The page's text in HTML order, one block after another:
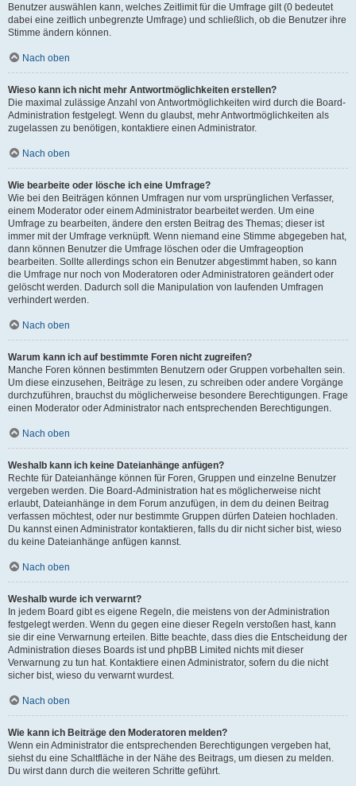
Benutzer auswählen kann, welches Zeitlimit für die Umfrage gilt (0 bedeutet
dabei eine zeitlich unbegrenzte Umfrage) und schließlich, ob die Benutzer ihre
Stimme ändern können.
Nach oben
Wieso kann ich nicht mehr Antwortmöglichkeiten erstellen?
Die maximal zulässige Anzahl von Antwortmöglichkeiten wird durch die Board-
Administration festgelegt. Wenn du glaubst, mehr Antwortmöglichkeiten als
zugelassen zu benötigen, kontaktiere einen Administrator.
Nach oben
Wie bearbeite oder lösche ich eine Umfrage?
Wie bei den Beiträgen können Umfragen nur vom ursprünglichen Verfasser,
einem Moderator oder einem Administrator bearbeitet werden. Um eine
Umfrage zu bearbeiten, ändere den ersten Beitrag des Themas; dieser ist
immer mit der Umfrage verknüpft. Wenn niemand eine Stimme abgegeben hat,
dann können Benutzer die Umfrage löschen oder die Umfrageoption
bearbeiten. Sollte allerdings schon ein Benutzer abgestimmt haben, so kann
die Umfrage nur noch von Moderatoren oder Administratoren geändert oder
gelöscht werden. Dadurch soll die Manipulation von laufenden Umfragen
verhindert werden.
Nach oben
Warum kann ich auf bestimmte Foren nicht zugreifen?
Manche Foren können bestimmten Benutzern oder Gruppen vorbehalten sein.
Um diese einzusehen, Beiträge zu lesen, zu schreiben oder andere Vorgänge
durchzuführen, brauchst du möglicherweise besondere Berechtigungen. Frage
einen Moderator oder Administrator nach entsprechenden Berechtigungen.
Nach oben
Weshalb kann ich keine Dateianhänge anfügen?
Rechte für Dateianhänge können für Foren, Gruppen und einzelne Benutzer
vergeben werden. Die Board-Administration hat es möglicherweise nicht
erlaubt, Dateianhänge in dem Forum anzufügen, in dem du deinen Beitrag
verfassen möchtest, oder nur bestimmte Gruppen dürfen Dateien hochladen.
Du kannst einen Administrator kontaktieren, falls du dir nicht sicher bist, wieso
du keine Dateianhänge anfügen kannst.
Nach oben
Weshalb wurde ich verwarnt?
In jedem Board gibt es eigene Regeln, die meistens von der Administration
festgelegt werden. Wenn du gegen eine dieser Regeln verstoßen hast, kann
sie dir eine Verwarnung erteilen. Bitte beachte, dass dies die Entscheidung der
Administration dieses Boards ist und phpBB Limited nichts mit dieser
Verwarnung zu tun hat. Kontaktiere einen Administrator, sofern du die nicht
sicher bist, wieso du verwarnt wurdest.
Nach oben
Wie kann ich Beiträge den Moderatoren melden?
Wenn ein Administrator die entsprechenden Berechtigungen vergeben hat,
siehst du eine Schaltfläche in der Nähe des Beitrags, um diesen zu melden.
Du wirst dann durch die weiteren Schritte geführt.